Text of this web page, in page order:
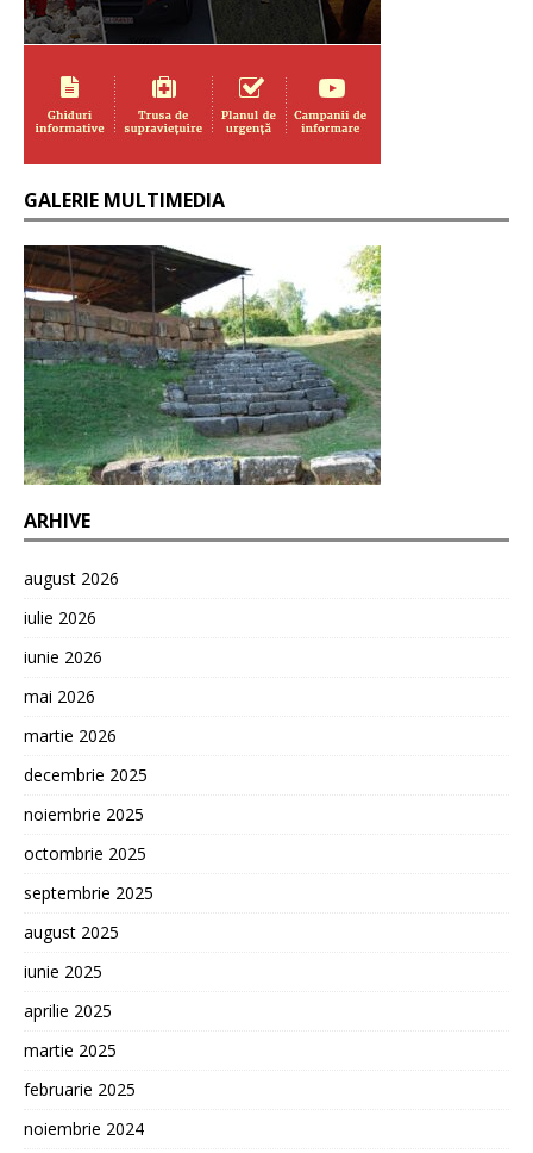
GALERIE MULTIMEDIA
ARHIVE
august 2026
iulie 2026
iunie 2026
mai 2026
martie 2026
decembrie 2025
noiembrie 2025
octombrie 2025
septembrie 2025
august 2025
iunie 2025
aprilie 2025
martie 2025
februarie 2025
noiembrie 2024